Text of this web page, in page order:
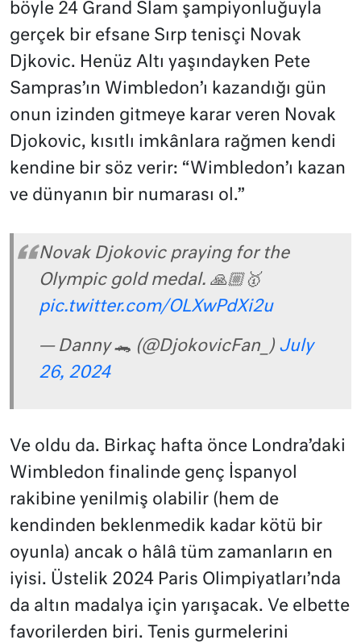
böyle 24 Grand Slam şampiyonluğuyla
gerçek bir efsane Sırp tenisçi Novak
Djkovic. Henüz Altı yaşındayken Pete
Sampras’ın Wimbledon’ı kazandığı gün
onun izinden gitmeye karar veren Novak
Djokovic, kısıtlı imkânlara rağmen kendi
kendine bir söz verir: “Wimbledon’ı kazan
ve dünyanın bir numarası ol.”
Novak Djokovic praying for the
Olympic gold medal. 🙏🏼🥇
pic.twitter.com/OLXwPdXi2u
— Danny 🐊 (@DjokovicFan_) July
26, 2024
Ve oldu da. Birkaç hafta önce Londra’daki
Wimbledon finalinde genç İspanyol
rakibine yenilmiş olabilir (hem de
kendinden beklenmedik kadar kötü bir
oyunla) ancak o hâlâ tüm zamanların en
iyisi. Üstelik 2024 Paris Olimpiyatları’nda
da altın madalya için yarışacak. Ve elbette
favorilerden biri. Tenis gurmelerini